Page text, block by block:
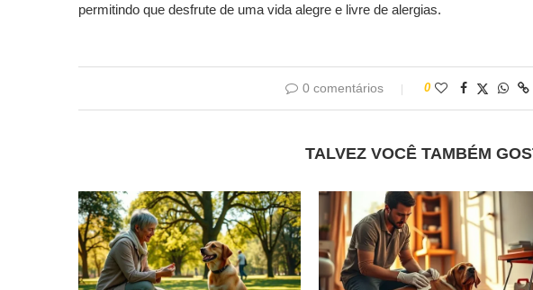
permitindo que desfrute de uma vida alegre e livre de alergias.
0 comentários 0
TALVEZ VOCÊ TAMBÉM